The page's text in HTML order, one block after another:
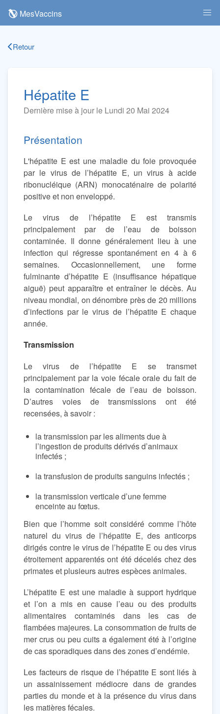
MesVaccins
Retour
Hépatite E
Dernière mise à jour le Lundi 20 Mai 2024
Présentation
L'hépatite E est une maladie du foie provoquée
par le virus de l’hépatite E, un virus à acide
ribonucléique (ARN) monocaténaire de polarité
positive et non enveloppé.
Le virus de l’hépatite E est transmis
principalement par de l’eau de boisson
contaminée. Il donne généralement lieu à une
infection qui régresse spontanément en 4 à 6
semaines. Occasionnellement, une forme
fulminante d’hépatite E (insuffisance hépatique
aiguë) peut apparaître et entraîner le décès. Au
niveau mondial, on dénombre près de 20 millions
d’infections par le virus de l’hépatite E chaque
année.
Transmission
Le virus de l’hépatite E se transmet
principalement par la voie fécale orale du fait de
la contamination fécale de l’eau de boisson.
D’autres voies de transmissions ont été
recensées, à savoir :
la transmission par les aliments due à
l’ingestion de produits dérivés d’animaux
infectés ;
la transfusion de produits sanguins infectés ;
la transmission verticale d’une femme
enceinte au fœtus.
Bien que l’homme soit considéré comme l’hôte
naturel du virus de l’hépatite E, des anticorps
dirigés contre le virus de l’hépatite E ou des virus
étroitement apparentés ont été décelés chez des
primates et plusieurs autres espèces animales.
L’hépatite E est une maladie à support hydrique
et l’on a mis en cause l’eau ou des produits
alimentaires contaminés dans les cas de
flambées majeures. La consommation de fruits de
mer crus ou peu cuits a également été à l’origine
de cas sporadiques dans des zones d’endémie.
Les facteurs de risque de l’hépatite E sont liés à
un assainissement médiocre dans de grandes
parties du monde et à la présence du virus dans
les matières fécales.